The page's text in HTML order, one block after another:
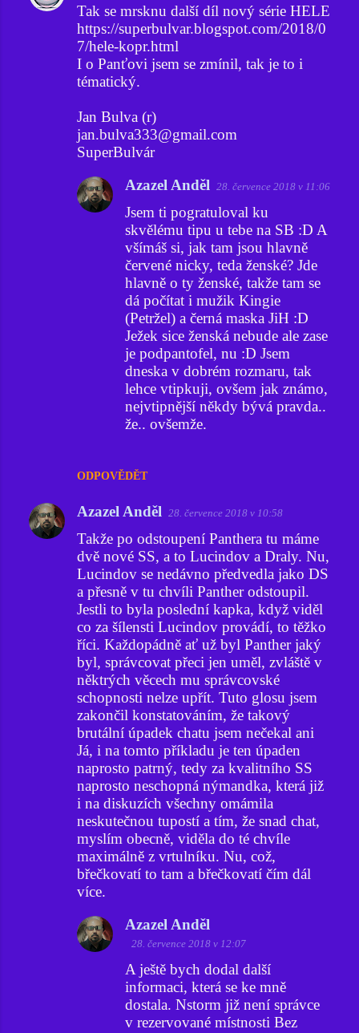
Tak se mrsknu další díl nový série HELE
https://superbulvar.blogspot.com/2018/0
7/hele-kopr.html
I o Panťovi jsem se zmínil, tak je to i
tématický.
Jan Bulva (r)
jan.bulva333@gmail.com
SuperBulvár
ODPOVĚDĚT
Azazel Anděl 28. července 2018 v 11:06
Jsem ti pogratuloval ku
skvělému tipu u tebe na SB :D A
všímáš si, jak tam jsou hlavně
červené nicky, teda ženské? Jde
hlavně o ty ženské, takže tam se
dá počítat i mužik Kingie
(Petržel) a černá maska JiH :D
Ježek sice ženská nebude ale zase
je podpantofel, nu :D Jsem
dneska v dobrém rozmaru, tak
lehce vtipkuji, ovšem jak známo,
nejvtipnější někdy bývá pravda..
že.. ovšemže.
Azazel Anděl 28. července 2018 v 10:58
Takže po odstoupení Panthera tu máme
dvě nové SS, a to Lucindov a Draly. Nu,
Lucindov se nedávno předvedla jako DS
a přesně v tu chvíli Panther odstoupil.
Jestli to byla poslední kapka, když viděl
co za šílensti Lucindov provádí, to těžko
říci. Každopádně ať už byl Panther jaký
byl, správcovat přeci jen uměl, zvláště v
něktrých věcech mu správcovské
schopnosti nelze upřít. Tuto glosu jsem
zakončil konstatováním, že takový
brutální úpadek chatu jsem nečekal ani
Já, i na tomto příkladu je ten úpaden
naprosto patrný, tedy za kvalitního SS
naprosto neschopná nýmandka, která již
i na diskuzích všechny omámila
neskutečnou tupostí a tím, že snad chat,
myslím obecně, viděla do té chvíle
maximálně z vrtulníku. Nu, což,
břečkovatí to tam a břečkovatí čím dál
více.
Azazel Anděl
28. července 2018 v 12:07
A ještě bych dodal další
informaci, která se ke mně
dostala. Nstorm již není správce
v rezervované místnosti Bez